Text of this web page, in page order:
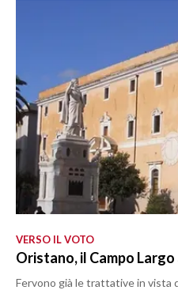
VERSO IL VOTO
Oristano, il Campo
Fervono già le trattative in vista